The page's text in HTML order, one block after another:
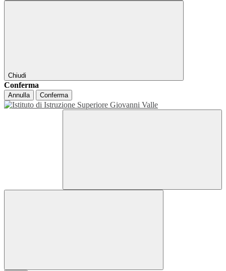
Chiudi
Conferma
Annulla Conferma